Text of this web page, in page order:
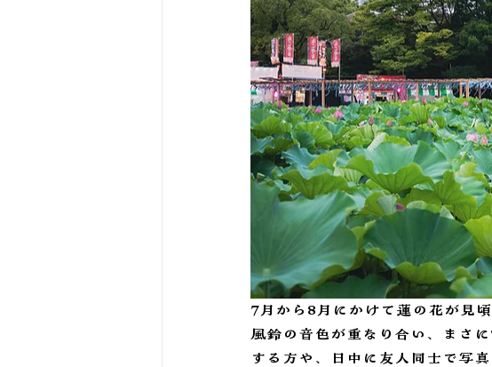
7月から8月にかけて蓮の花が見
風鈴の音色が重なり合い、まさ
する方や、日中に友人同士で写